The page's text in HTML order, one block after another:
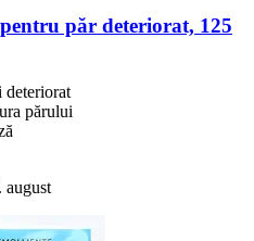
păr deteriorat, 125
deteriorat
părului
august